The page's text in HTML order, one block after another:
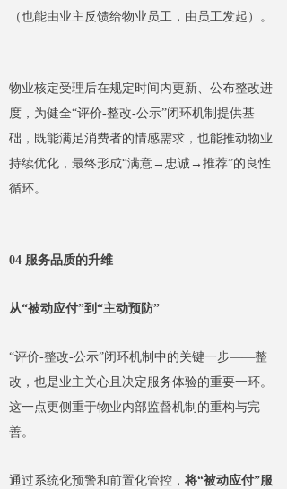
（也能由业主反馈给物业员工，由员工发起）。
物业核定受理后在规定时间内更新、公布整改进
度，为健全“评价-整改-公示”闭环机制提供基
础，既能满足消费者的情感需求，也能推动物业
持续优化，最终形成“满意→忠诚→推荐”的良性
循环。
04 服务品质的升维
从“被动应付”到“主动预防”
“评价-整改-公示”闭环机制中的关键一步——整
改，也是业主关心且决定服务体验的重要一环。
这一点更侧重于物业内部监督机制的重构与完
善。
通过系统化预警和前置化管控， 将“被动应付”服